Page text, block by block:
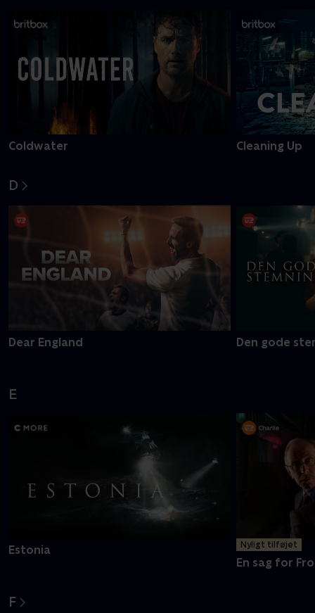
Coldwater Cleaning Up
D
Dear England Den gode
E
Estonia Nyligt tilføjet
En sag for
F